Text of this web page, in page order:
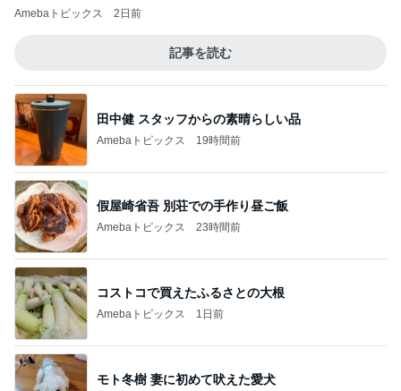
Amebaトピックス 2日前
記事を読む
田中健 スタッフからの素晴らしい品
Amebaトピックス 19時間前
假屋崎省吾 別荘での手作り昼ご飯
Amebaトピックス 23時間前
コストコで買えたふるさとの大根
Amebaトピックス 1日前
モト冬樹 妻に初めて吠えた愛犬